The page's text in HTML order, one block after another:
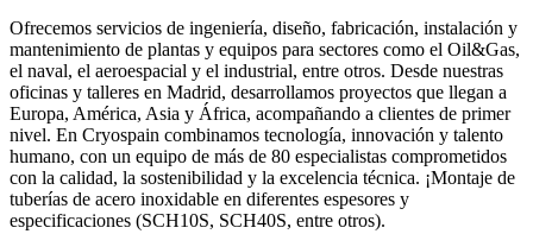
Ofrecemos servicios de ingeniería, diseño, fabricación, instalación y
mantenimiento de plantas y equipos para sectores como el Oil&Gas,
el naval, el aeroespacial y el industrial, entre otros. Desde nuestras
oficinas y talleres en Madrid, desarrollamos proyectos que llegan a
Europa, América, Asia y África, acompañando a clientes de primer
nivel. En Cryospain combinamos tecnología, innovación y talento
humano, con un equipo de más de 80 especialistas comprometidos
con la calidad, la sostenibilidad y la excelencia técnica. ¡Montaje de
tuberías de acero inoxidable en diferentes espesores y
especificaciones (SCH10S, SCH40S, entre otros).